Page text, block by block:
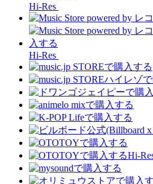
Hi-Res
Hi-Res
Hi-